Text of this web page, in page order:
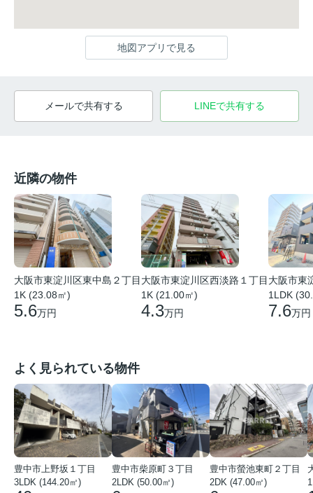
地図アプリで見る
メールで共有する LINEで共有する
近隣の物件
大阪市東淀川区東中島２丁目
1K (23.08㎡)
5.6万円
大阪市東淀川区西淡路１丁目
1K (21.00㎡)
4.3万円
大阪市東
1LDK
7.6万円
よく見られている物件
豊中市上野坂１丁目
3LDK (144.20㎡)
豊中市柴原町３丁目
2LDK (50.00㎡)
豊中市螢池東町２丁目
2DK (47.00㎡)